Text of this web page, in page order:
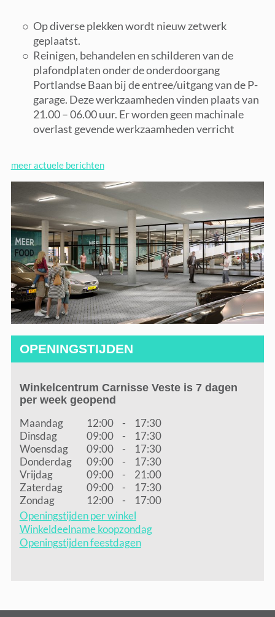
Op diverse plekken wordt nieuw zetwerk
geplaatst.
Reinigen, behandelen en schilderen van de
plafondplaten onder de onderdoorgang
Portlandse Baan bij de entree/uitgang van de P-
garage. Deze werkzaamheden vinden plaats van
21.00 – 06.00 uur. Er worden geen machinale
overlast gevende werkzaamheden verricht
meer actuele berichten
OPENINGSTIJDEN
Winkelcentrum Carnisse Veste is 7 dagen
per week geopend
Maandag 12:00 -
17:30
Dinsdag
09:00 -
17:30
Woensdag
09:00 -
17:30
Donderdag
09:00 -
17:30
Vrijdag
09:00 -
21:00
Zaterdag
09:00 -
17:30
Zondag
12:00 -
17:00
Openingstijden per winkel
Winkeldeelname koopzondag
Openingstijden feestdagen